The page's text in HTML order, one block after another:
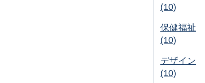
(10)
保健福祉
(10)
デザイン
(10)